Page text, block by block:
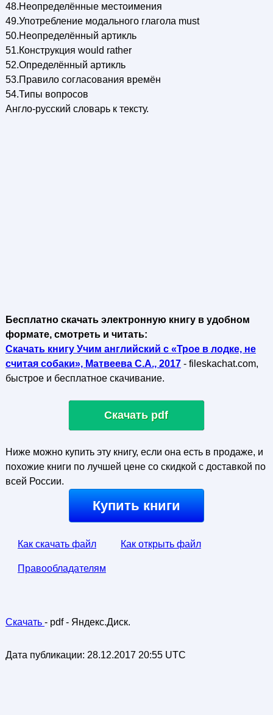
48.Неопределённые местоимения
49.Употребление модального глагола must
50.Неопределённый артикль
51.Конструкция would rather
52.Определённый артикль
53.Правило согласования времён
54.Типы вопросов
Англо-русский словарь к тексту.
Бесплатно скачать электронную книгу в удобном
формате, смотреть и читать:
Скачать книгу Учим английский с «Трое в лодке, не
считая собаки», Матвеева С.А., 2017- fileskachat.com,
быстрое и бесплатное скачивание.
Скачать pdf
Ниже можно купить эту книгу, если она есть в продаже, и
похожие книги по лучшей цене со скидкой с доставкой по
всей России.
Купить книги
Как скачать файл Как открыть файл
Правообладателям
Скачать - pdf - Яндекс.Диск.
Дата публикации: 28.12.2017 20:55 UTC